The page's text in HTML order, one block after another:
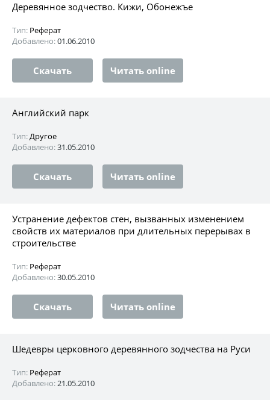
Деревянное зодчество. Кижи, Обонежъе
Тип: Реферат
Добавлено:01.06.2010
Скачать Читать online
Английский парк
Тип:Другое
Добавлено:31.05.2010
Скачать Читать online
Устранение дефектов стен, вызванных изменением
свойств их материалов при длительных перерывах в
строительстве
Тип: Реферат
Добавлено:30.05.2010
Скачать Читать online
Шедевры церковного деревянного зодчества на Руси
Тип: Реферат
Добавлено:21.05.2010